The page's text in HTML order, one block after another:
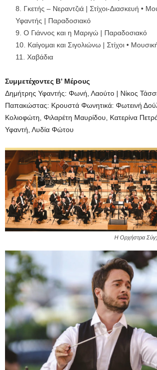
Γκετής – Νεραντζιά | Στίχοι-Διασκευή •
Υφαντής | Παραδοσιακό
Ο Γιάννος και η Μαριγώ | Παραδοσιακό
Καίγομαι και Σιγολιώνω | Στίχοι •
Χαβάδια
Συμμετέχοντες Β’ Μέρους
Δημήτρης Υφαντής: Φωνή, Λαούτο | Νίκος
Παπακώστας: Κρουστά Φωνητικά: Φωτεινή
Κολιοφώτη, Φιλαρέτη Μαυρίδου, Κατερίνα
Υφαντή, Λυδία Φώτου
Η Ορχήστρα